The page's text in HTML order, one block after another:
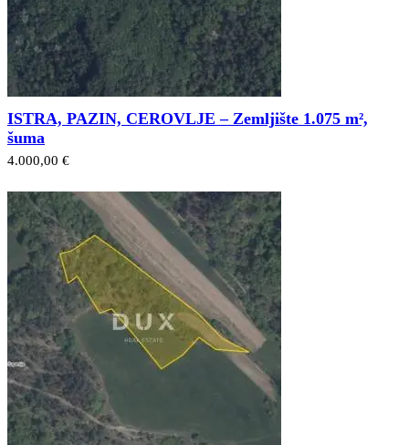
ISTRA, PAZIN, CEROVLJE – Zemljište 1.075 m²,
šuma
4.000,00 €